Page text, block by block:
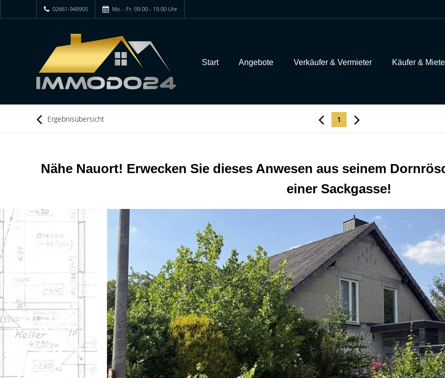
02661-949905 Mo. - Fr. 09.00 - 19.00 Uhr
Start Angebote Verkäufer & Vermieter Käufer &
Ergebnisübersicht 1
Nähe Nauort! Erwecken Sie dieses Anwesen aus seinem
einer Sackgasse!